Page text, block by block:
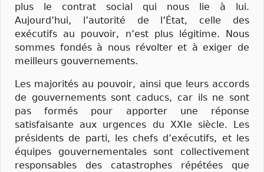
plus le contrat social qui nous lie à lui.
Aujourd’hui, l’autorité de l’État, celle des
exécutifs au pouvoir, n’est plus légitime. Nous
sommes fondés à nous révolter et à exiger de
meilleurs gouvernements.
Les majorités au pouvoir, ainsi que leurs accords
de gouvernements sont caducs, car ils ne sont
pas formés pour apporter une réponse
satisfaisante aux urgences du XXIe siècle. Les
présidents de parti, les chefs d’exécutifs, et les
équipes gouvernementales sont collectivement
responsables des catastrophes répétées que